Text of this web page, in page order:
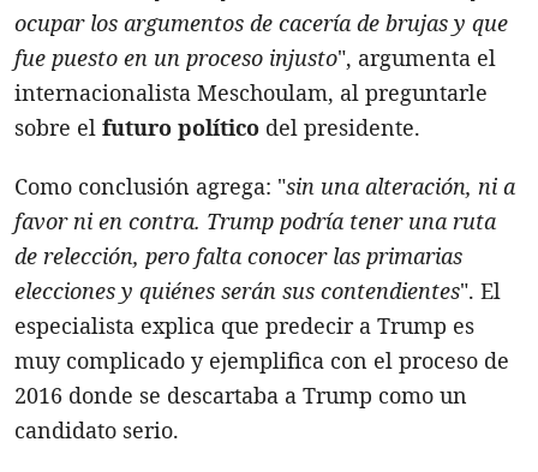
ocupar los argumentos de cacería de brujas y que
fue puesto en un proceso injusto", argumenta el
internacionalista Meschoulam, al preguntarle
sobre el futuro político del presidente.
Como conclusión agrega: "sin una alteración, ni a
favor ni en contra. Trump podría tener una ruta
de relección, pero falta conocer las primarias
elecciones y quiénes serán sus contendientes". El
especialista explica que predecir a Trump es
muy complicado y ejemplifica con el proceso de
2016 donde se descartaba a Trump como un
candidato serio.